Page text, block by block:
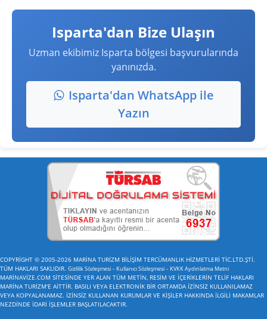
Isparta'dan Bize Ulaşın
Uzman ekibimiz Isparta bölgesi başvurularında
yanınızda.
Isparta'dan WhatsApp ile
Yazın
COPYRİGHT © 2005-2026 MARİNA TURİZM BİLİŞİM TERCÜMANLIK HİZMETLERİ TİC.LTD.ŞTİ.
TÜM HAKLARI SAKLIDIR. Gizlilik Sözleşmesi - Kullanıcı Sözleşmesi - KVKK Aydınlatma Metni
MARİNAVİZE.COM SİTESİNDE YER ALAN TÜM METİN, RESİM VE İÇERİKLERİN TELİF HAKLARI
MARİNA TURİZM'E AİTTİR. BASILI VEYA ELEKTRONİK BİR ORTAMDA İZİNSİZ KULLANILAMAZ
VEYA KOPYALANAMAZ. İZİNSİZ KULLANAN KURUMLAR VE KİŞİLER HAKKINDA İLGİLİ MAKAMLAR
NEZDİNDE İDARİ İŞLEMLER BAŞLATILACAKTIR.